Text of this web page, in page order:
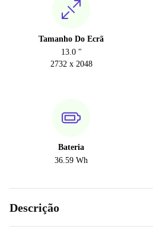
Tamanho Do Ecrã
13.0 "
2732 x 2048
Bateria
36.59 Wh
Descrição